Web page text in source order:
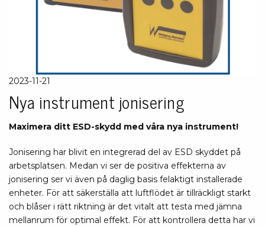
2023-11-21
Nya instrument jonisering
Maximera ditt ESD-skydd med våra nya instrument!
Jonisering har blivit en integrerad del av ESD skyddet på
arbetsplatsen. Medan vi ser de positiva effekterna av
jonisering ser vi även på daglig basis felaktigt installerade
enheter. För att säkerställa att luftflödet är tillräckligt starkt
och blåser i rätt riktning är det vitalt att testa med jämna
mellanrum för optimal effekt. För att kontrollera detta har vi